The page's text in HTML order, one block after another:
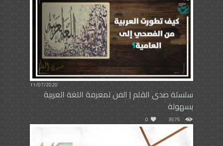
11/07/2020
سلسلة صدى القلم | الفن لمعرفة اللغة العربية
بسهولة
3575
0